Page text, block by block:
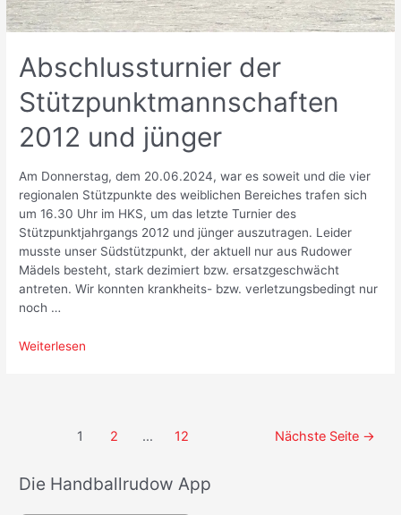
Abschlussturnier der
Stützpunktmannschaften
2012 und jünger
Am Donnerstag, dem 20.06.2024, war es soweit und die vier
regionalen Stützpunkte des weiblichen Bereiches trafen sich
um 16.30 Uhr im HKS, um das letzte Turnier des
Stützpunktjahrgangs 2012 und jünger auszutragen. Leider
musste unser Südstützpunkt, der aktuell nur aus Rudower
Mädels besteht, stark dezimiert bzw. ersatzgeschwächt
antreten. Wir konnten krankheits- bzw. verletzungsbedingt nur
noch …
Abschlussturnier
Weiterlesen
Seitennummerierung
1 2 … 12 Nächste Seite →
Die Handballrudow App